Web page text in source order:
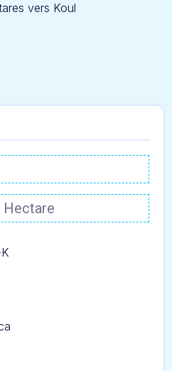
vers Koul
Hectare